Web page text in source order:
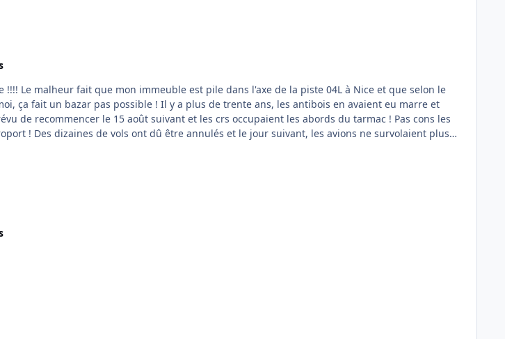
Le malheur fait que mon immeuble est pile dans l'axe de la piste 04L à Nice et que selon le
ça fait un bazar pas possible ! Il y a plus de trente ans, les antibois en avaient eu marre et
de recommencer le 15 août suivant et les crs occupaient les abords du tarmac ! Pas cons les
! Des dizaines de vols ont dû être annulés et le jour suivant, les avions ne survolaient plus
les pilotes qui choisissaient l'approche !!!